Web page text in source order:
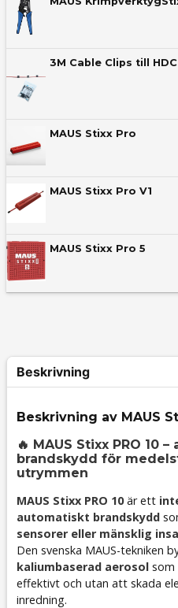
3M Cable Clips till
MAUS Stixx Pro
MAUS Stixx Pro V1
MAUS Stixx Pro 5
Beskrivning
Beskrivning av MAUS
🔥 MAUS Stixx PRO 10
brandskydd för
utrymmen
MAUS Stixx PRO 10är ett
automatiskt brandskydd
sensorer eller mänsklig
Den svenska MAUS-tekniken
kaliumbaserad aerosol som
effektivt och utan att skada
inredning.